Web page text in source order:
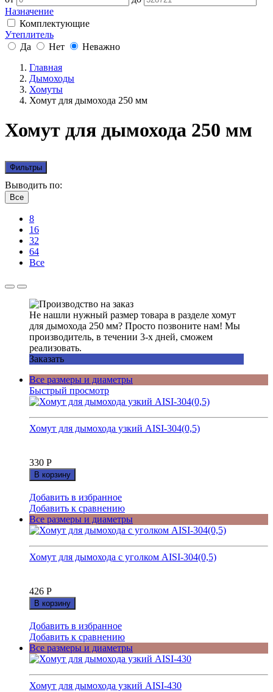
Назначение
Комплектующие
Утеплитель
Да
Нет
Неважно
Главная
Дымоходы
Хомуты
Хомут для дымохода 250 мм
Хомут для дымохода 250 мм
Фильтры
Выводить по:
Все
8
16
32
64
Все
Не нашли нужный размер товара в разделе хомут
для дымохода 250 мм? Просто позвоните нам! Мы
производитель, в течении 3-х дней, сможем
реализовать.
Заказать
Все размеры и диаметры
Быстрый просмотр
Хомут для дымохода узкий AISI-304(0,5)
330 Р
В корзину
Добавить в избранное
Добавить к сравнению
Все размеры и диаметры
Хомут для дымохода с уголком AISI-304(0,5)
426 Р
В корзину
Добавить в избранное
Добавить к сравнению
Все размеры и диаметры
Хомут для дымохода узкий AISI-430